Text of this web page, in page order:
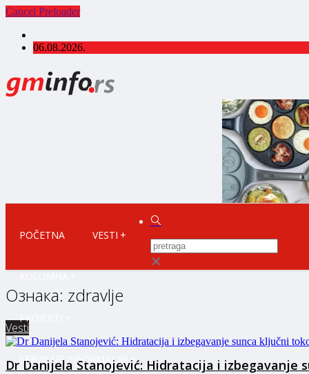
Cancel Preloader
06.08.2026.
POČETNA VESTI
PROJEKTI
SERVISNE INFORMACIJE
✕
Ознака: zdravlje
Vesti
Dr Danijela Stanojević: Hidratacija i